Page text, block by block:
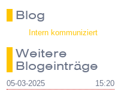
Blog
Intern kommuniziert
Weitere
Blogeinträge
05-03-2025
15:20